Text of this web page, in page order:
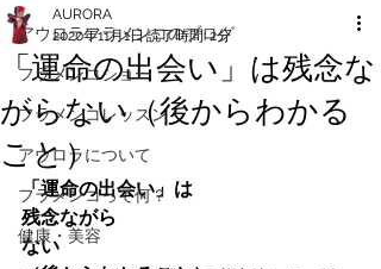
アウロラフラメンコのブログ
フラメンコショー
フラメンコレッスン
アウロラについて
フラメンコって何？
健康・美容
「運命の出会い」は残念な
がらない（後からわかる
こと）
AURORA
2020年11月1日読了時間: 2分
「運命の出会い」は
残念ながら
ない